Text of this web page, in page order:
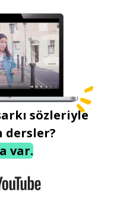
sözleriyle
dersler?
var.